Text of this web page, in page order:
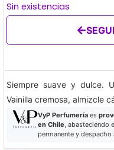
Sin existencias
Siempre suave y dulce.
Vainilla cremosa, almizcle
VyP Perfumeríaes
en Chile, abasteciendo
permanente y despacho